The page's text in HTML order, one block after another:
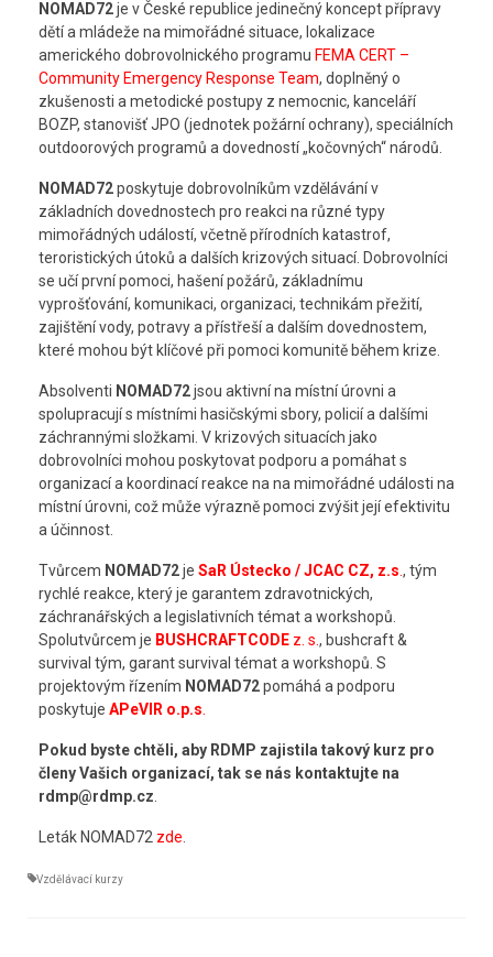
NOMAD72je v České republice jedinečný koncept přípravy
dětí a mládeže na mimořádné situace, lokalizace
amerického dobrovolnického programu FEMA CERT –
Community Emergency Response Team, doplněný o
zkušenosti a metodické postupy z nemocnic, kanceláří
BOZP, stanovišť JPO (jednotek požární ochrany), speciálních
outdoorových programů a dovedností „kočovných“ národů.
NOMAD72poskytuje dobrovolníkům vzdělávání v
základních dovednostech pro reakci na různé typy
mimořádných událostí, včetně přírodních katastrof,
teroristických útoků a dalších krizových situací. Dobrovolníci
se učí první pomoci, hašení požárů, základnímu
vyprošťování, komunikaci, organizaci, technikám přežití,
zajištění vody, potravy a přístřeší a dalším dovednostem,
které mohou být klíčové při pomoci komunitě během krize.
Absolventi NOMAD72jsou aktivní na místní úrovni a
spolupracují s místními hasičskými sbory, policií a dalšími
záchrannými složkami. V krizových situacích jako
dobrovolníci mohou poskytovat podporu a pomáhat s
organizací a koordinací reakce na na mimořádné události na
místní úrovni, což může výrazně pomoci zvýšit její efektivitu
a účinnost.
Tvůrcem NOMAD72je SaR Ústecko / JCAC CZ, z.s , tým
rychlé reakce, který je garantem zdravotnických,
záchranářských a legislativních témat a workshopů.
Spolutvůrcem je BUSHCRAFTCODE z. s. , bushcraft &
survival tým, garant survival témat a workshopů. S
projektovým řízením NOMAD72pomáhá a podporu
poskytuje APeVIR o.p.s
Pokud byste chtěli, aby RDMP zajistila takový kurz pro
členy Vašich organizací, tak se nás kontaktujte na
rdmp@rdmp.cz
Leták NOMAD72 zde
Vzdělávací kurzy